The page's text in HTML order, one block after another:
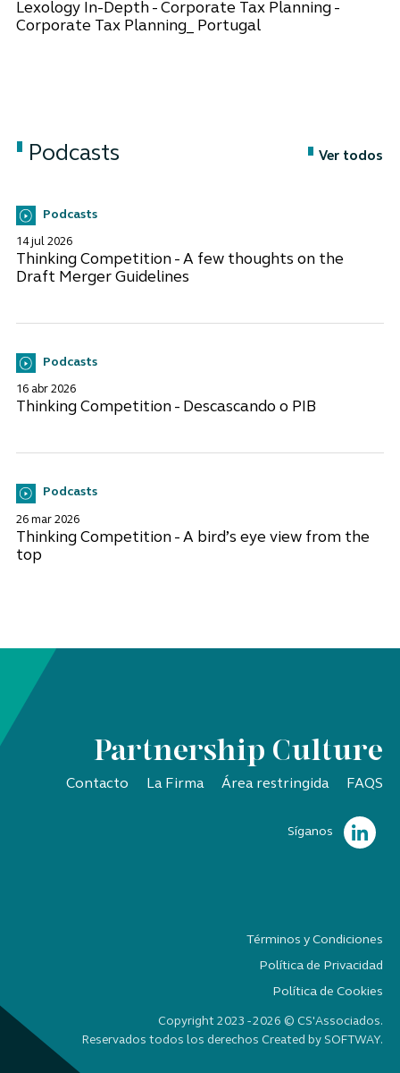
Lexology In-Depth - Corporate Tax Planning -
Corporate Tax Planning_ Portugal
Podcasts Ver todos
Podcasts
14 jul 2026
Thinking Competition - A few thoughts on the
Draft Merger Guidelines
Podcasts
16 abr 2026
Thinking Competition - Descascando o PIB
Podcasts
26 mar 2026
Thinking Competition - A bird’s eye view from the
top
Partnership Culture
Contacto La Firma Área restringida FAQS
Síganos
Términos y Condiciones
Política de Privacidad
Política de Cookies
Copyright 2023 - 2026 © CS'Associados.
Reservados todos los derechos Created by SOFTWAY.